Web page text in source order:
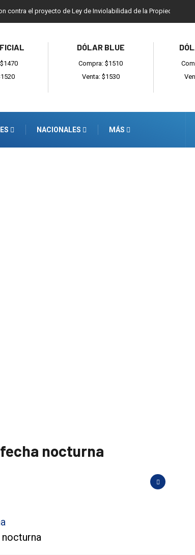
contra el proyecto de Ley de Inviolabilidad de la Propiedad
DÓLAR BLUE
Compra: $1510
Venta: $1530
NACIONALES MÁS
nocturna
nocturna